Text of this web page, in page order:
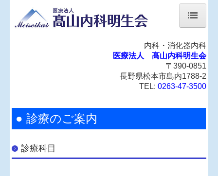
オンライン診療のご案内
交通案内
匿名加工情報の作成と提供に関する公表
内科・消化器内科
医療法人 髙山内科明生会
〒390-0851
長野県松本市島内1788-2
TEL: 0263-47-3500
● 診療のご案内
診療科目